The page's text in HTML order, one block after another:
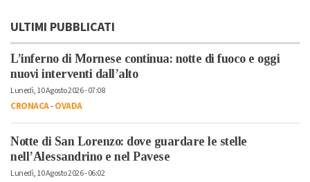
ULTIMI PUBBLICATI
L’inferno di Mornese continua: notte di fuoco e oggi
nuovi interventi dall’alto
Lunedì, 10 Agosto 2026 - 07:08
CRONACA-OVADA
Notte di San Lorenzo: dove guardare le stelle
nell’Alessandrino e nel Pavese
Lunedì, 10 Agosto 2026 - 06:02